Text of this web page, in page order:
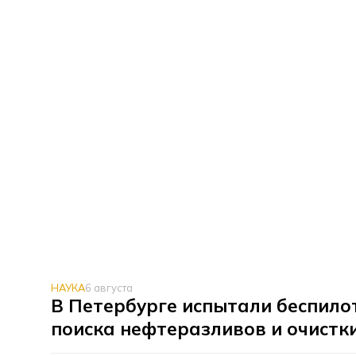
НАУКА6 августа
В Петербурге испытали
поиска нефтеразливов и